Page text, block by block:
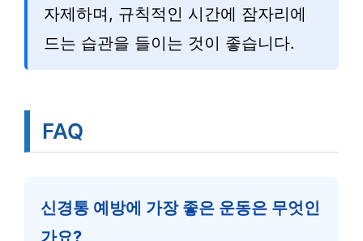
자제하며, 규칙적인 시간에 잠자리에
드는 습관을 들이는 것이 좋습니다.
FAQ
신경통 예방에 가장 좋은 운동은 무엇인
가요?